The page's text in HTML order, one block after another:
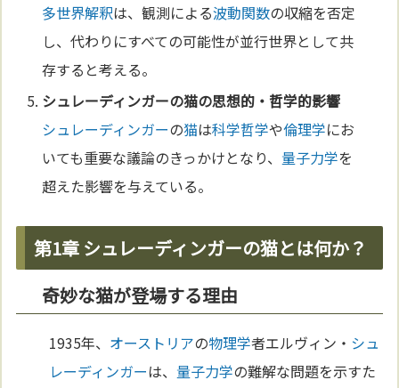
多世界解釈は、観測による波動関数の収縮を否定
し、代わりにすべての可能性が並行世界として共
存すると考える。
シュレーディンガーの猫の思想的・ 哲学的影響
シュレーディンガーの猫は科学哲学や倫理学にお
いても重要な議論のきっかけとなり、 量子力学を
超えた影響を与えている。
第1章 シュレーディンガーの猫とは何か？
奇妙な猫が登場する理由
1935年、 オーストリアの物理学者エルヴィン・ シュ
レーディンガーは、 量子力学の難解な問題を示すた